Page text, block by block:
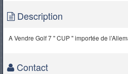
Description
A Vendre Golf 7 " CUP " importée de
Contact